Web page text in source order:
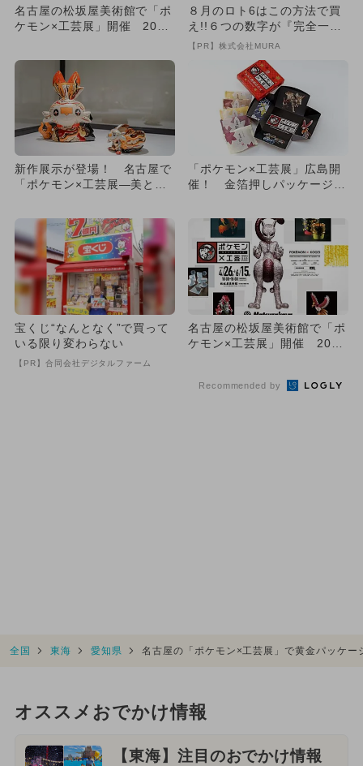
名古屋の松坂屋美術館で「ポ
ケモン×工芸展」開催 20名
８月のロト6はこの方法で買
え!!６つの数字が『完全一
致』する方法
【PR】株式会社MURA
新作展示が登場！ 名古屋で
「ポケモン×工芸展―美とわ
「ポケモン×工芸展」広島開
催！ 金箔押しパッケージの
宝くじ“なんとなく”で買って
いる限り変わらない
【PR】合同会社デジタルファーム
名古屋の松坂屋美術館で「ポ
ケモン×工芸展」開催 20名
Recommended by
全国 東海 愛知県 名古屋の「ポケモン×工芸展」で黄金パッケ
オススメおでかけ情報
【東海】注目のおでかけ情報